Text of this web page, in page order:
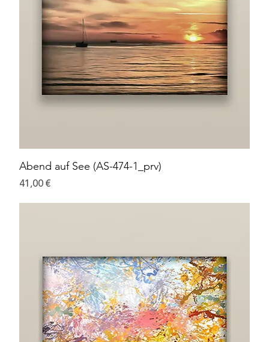
Abend auf See (AS-474-1_prv)
Preis
41,00 €